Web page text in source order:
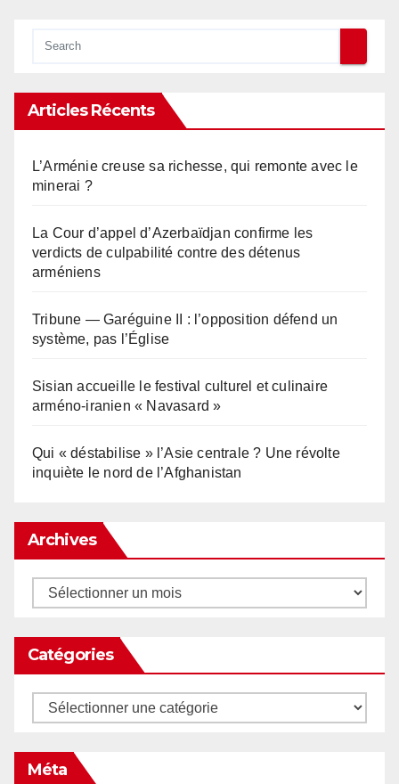
Articles Récents
L’Arménie creuse sa richesse, qui remonte avec le
minerai ?
La Cour d’appel d’Azerbaïdjan confirme les
verdicts de culpabilité contre des détenus
arméniens
Tribune — Garéguine II : l’opposition défend un
système, pas l’Église
Sisian accueille le festival culturel et culinaire
arméno-iranien « Navasard »
Qui « déstabilise » l’Asie centrale ? Une révolte
inquiète le nord de l’Afghanistan
Archives
Archives
Catégories
Catégories
Méta